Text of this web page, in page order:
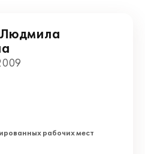
рабочих мест